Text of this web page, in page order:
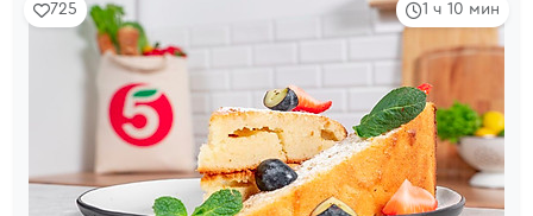
1 ч 10 мин
725